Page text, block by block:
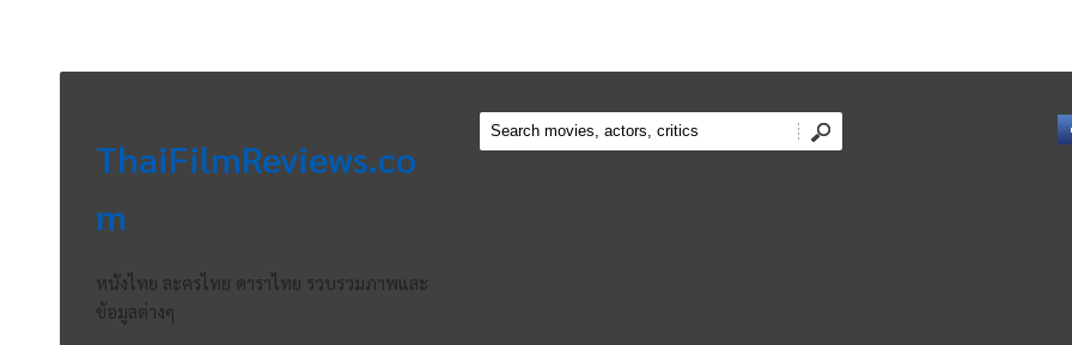
ThaiFilmReviews.co
m
หนังไทย ละครไทย ดาราไทย รวบรวมภาพและ
ข้อมูลต่างๆ